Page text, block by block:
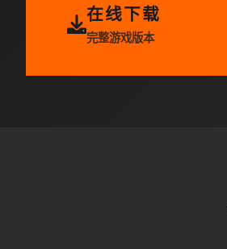
在线下载
完整游戏版本